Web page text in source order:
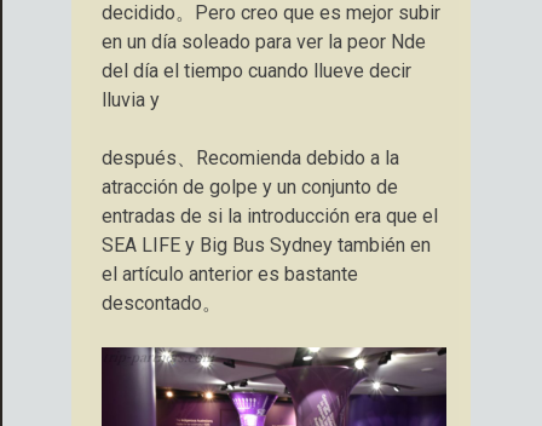
decidido。Pero creo que es mejor subir
en un día soleado para ver la peor Nde
del día el tiempo cuando llueve decir
lluvia y
después、Recomienda debido a la
atracción de golpe y un conjunto de
entradas de si la introducción era que el
SEA LIFE y Big Bus Sydney también en
el artículo anterior es bastante
descontado。